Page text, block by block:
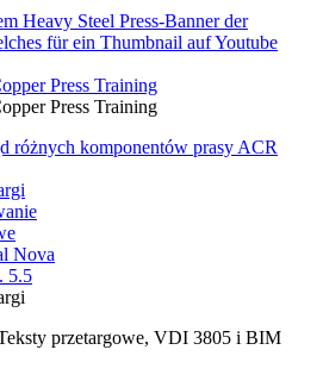
Press Training
Press Training
Nova
5.5
przetargowe, VDI 3805 i BIM